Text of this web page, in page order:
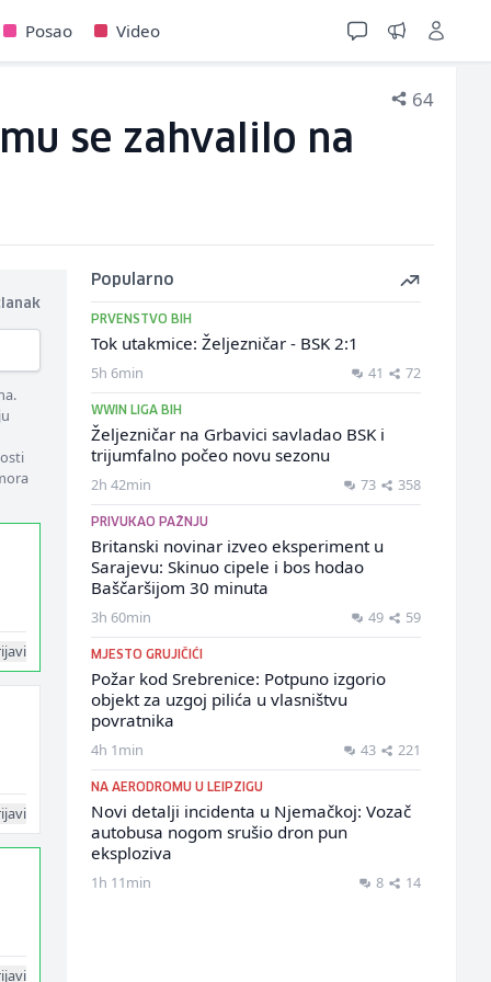
Posao Video
64
se zahvalilo na
Popularno
PRVENSTVO BIH
Tok utakmice: Željezničar - BSK 2:1
5h 6min 41 72
WWIN LIGA BIH
Željezničar na Grbavici savladao BSK i
trijumfalno počeo novu sezonu
2h 42min 73 358
PRIVUKAO PAŽNJU
Britanski novinar izveo eksperiment u
Sarajevu: Skinuo cipele i bos hodao
Baščaršijom 30 minuta
3h 60min 49 59
MJESTO GRUJIČIĆI
Požar kod Srebrenice: Potpuno izgorio
objekt za uzgoj pilića u vlasništvu
povratnika
4h 1min 43 221
NA AERODROMU U LEIPZIGU
Novi detalji incidenta u Njemačkoj: Vozač
autobusa nogom srušio dron pun
eksploziva
1h 11min 8 14